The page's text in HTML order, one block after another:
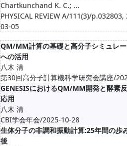
Chartkunchand K. C.; ...
PHYSICAL REVIEW A/111(3)/p.032803,
03-05
QM/MM計算の基礎と高分子シミュレ
への活用
八木 清
第30回高分子計算機科学研究会講座/
GENESISにおけるQM/MM開発と酵素
応用
八木 清
CBI学会年会/2025-10-28
生体分子の非調和振動計算:25年間の歩
後